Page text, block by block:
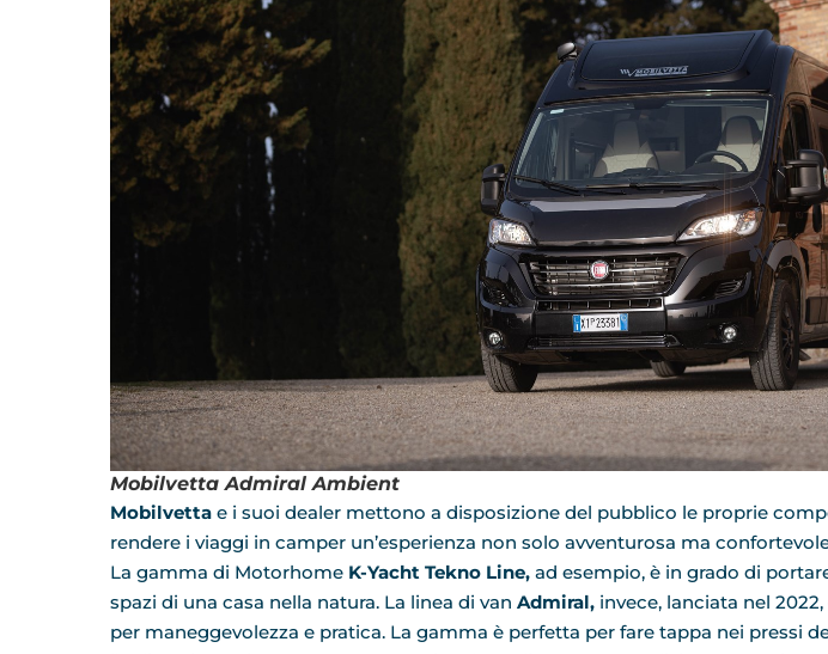
MobilvettaAdmiral Ambient
Mobilvetta e i suoi dealer mettono a disposizione del pubblico le proprie
rendere i viaggi in camper un’esperienza non solo avventurosa ma
La gamma di Motorhome K-Yacht Tekno Line, ad esempio, è in grado di
spazi di una casa nella natura. La linea di van Admiral, invece, lanciata nel
per maneggevolezza e pratica. La gamma è perfetta per fare tappa nei pressi